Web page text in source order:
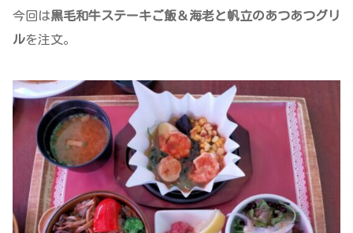
今回は黒毛和牛ステーキご飯＆海老と帆立のあつあつグリ
ルを注文。